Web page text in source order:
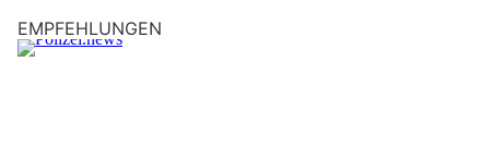
EMPFEHLUNGEN